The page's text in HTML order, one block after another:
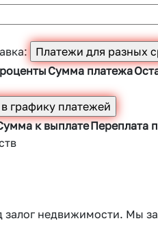
Сумма платежа
к выплатеПереплата
залог недвижимости. Мы